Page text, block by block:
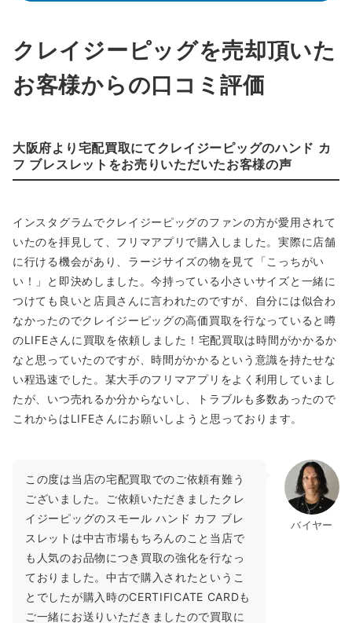
クレイジーピッグを売却頂いた
お客様からの口コミ評価
大阪府より宅配買取にてクレイジーピッグのハンド カ
フ ブレスレット をお売りいただいたお客様の声
インスタグラムでクレイジーピッグのファンの方が愛用されて
いたのを拝見して、フリマアプリで購入しました。実際に店舗
に行ける機会があり、ラージサイズの物を見て「こっちがい
い！」と即決めしました。今持っている小さいサイズと一緒に
つけても良いと店員さんに言われたのですが、自分には似合わ
なかったのでクレイジーピッグの高価買取を行なっていると噂
のLIFEさんに買取を依頼しました！宅配買取は時間がかかるか
なと思っていたのですが、時間がかかるという意識を持たせな
い程迅速でした。某大手のフリマアプリをよく利用していまし
たが、いつ売れるか分からないし、トラブルも多数あったので
これからはLIFEさんにお願いしようと思っております。
バイヤー
この度は当店の宅配買取でのご依頼有難う
ございました。ご依頼いただきましたクレ
イジーピッグのスモール ハンド カフ ブレ
スレットは中古市場もちろんのこと当店で
も人気のお品物につき買取の強化を行なっ
ておりました。中古で購入されたというこ
とでしたが購入時のCERTIFICATE CARDも
ご一緒にお送りいただきましたので買取に